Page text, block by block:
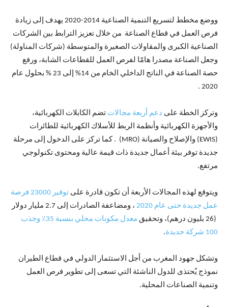
ووضع مخطط لتسريع التنمية الصناعية 2014-2020 يهدف إلى زيادة
فرص العمل في قطاع الصناعة من خلال تعزيز الترابط بين الشركات
الصناعية الكبرى والمقاولات الصغيرة والمتوسطة (شركات المناولة)
وجعل الصناعة مصدرا هامّا لفرص العمل للقطاعات الشابة، ورفع
حصة الصناعة في الناتج الداخلي الخام من 14% إلى 23 % بحلول عام
2020 .
وتركز الخطة على دعم أربعة مجالات تضم الكابلات الكهربائية،
والأجهزة الكهربائية وأنظمة الربط للأسلاك الكهربائية للطائرات
(EWIS) والإصلاح والصيانة (MRO) . كما تركز على الدخول إلى مرحلة
جديدة توفر بيئة أعمال جديدة ذات قيمة عالية ومحتوى تكنولوجي
مرتفع.
ويتوقع لهذه المجالات الأربعة أن تكون قادرة على
توفير 23000 فرصة
عمل جديدة حتى عام 2020
، ومضاعفة الصادرات إلى 2.7 مليار دولار
(26 بليون درهم)، وتحقيق
معدل مكونات محلي بنسبة 35٪ وجذب
100 شركة جديدة
.
وتشكل جهود المغرب من أجل الاستثمار الدولي في قطاع الطيران
نموذج يُحتذى للدول الناشئة التي تسعى إلى تطوير فرص العمل
وتنمية الصناعات المحلية.